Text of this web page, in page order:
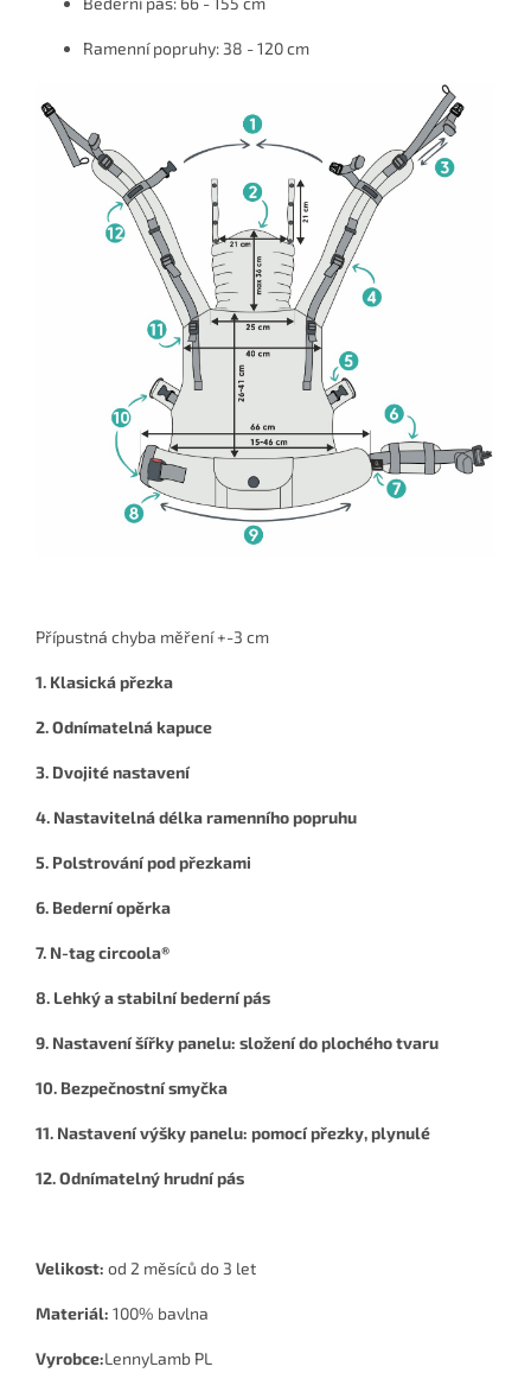
Ramenní popruhy: 38 - 120 cm
Přípustná chyba měření +-3 cm
1. Klasická přezka
2. Odnímatelná kapuce
3. Dvojité nastavení
4. Nastavitelná délka ramenního popruhu
5. Polstrování pod přezkami
6. Bederní opěrka
7. N-tag circoola®
8. Lehký a stabilní bederní pás
9. Nastavení šířky panelu: složení do plochého tvaru
10. Bezpečnostní smyčka
11. Nastavení výšky panelu: pomocí přezky, plynulé
12. Odnímatelný hrudní pás
Velikost: od 2 měsíců do 3 let
Materiál: 100% bavlna
Vyrobce:LennyLamb PL